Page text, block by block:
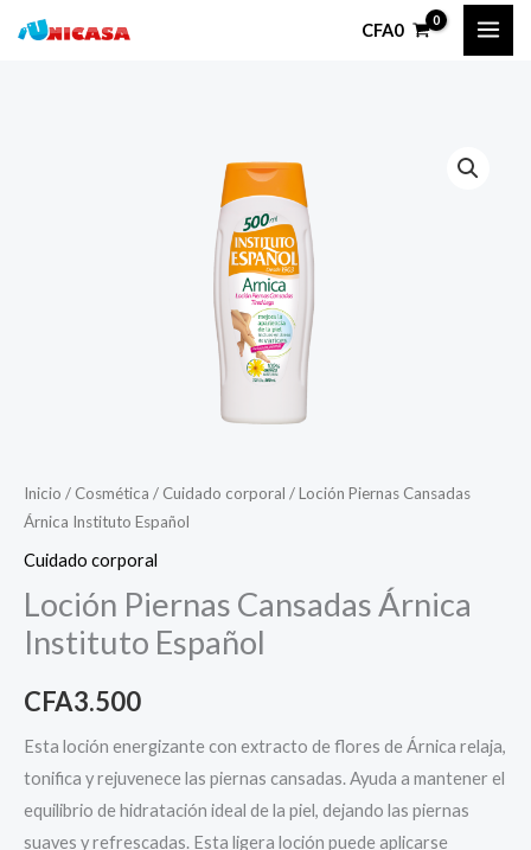
CFA0
Inicio / Cosmética / Cuidado corporal / Loción Piernas Cansadas
Árnica Instituto Español
Cuidado corporal
Loción Piernas Cansadas Árnica
Instituto Español
CFA3.500
Esta loción energizante con extracto de flores de Árnica relaja,
tonifica y rejuvenece las piernas cansadas. Ayuda a mantener el
equilibrio de hidratación ideal de la piel, dejando las piernas
suaves y refrescadas. Esta ligera loción puede aplicarse